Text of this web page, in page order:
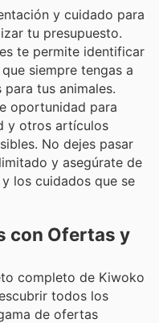
y cuidado para
tu presupuesto.
te permite identificar
siempre tengas a
tus animales.
oportunidad para
y otros artículos
No dejes pasar
y asegúrate de
los cuidados que se
con Ofertas y
completo de Kiwoko
todos los
de ofertas